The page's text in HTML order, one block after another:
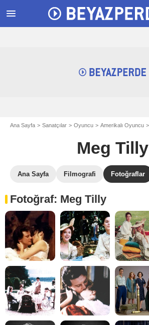
menu
Ana Sayfa Sanatçılar Oyuncu Amerikalı Oyuncu
Meg Tilly
Ana Sayfa Filmografi Fotoğraflar
Fotoğraf: Meg Tilly